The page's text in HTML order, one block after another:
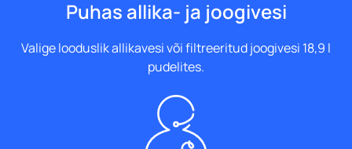
Puhas allika- ja joogivesi
Valige looduslik allikavesi või filtreeritud joogivesi 18,9 l
pudelites.